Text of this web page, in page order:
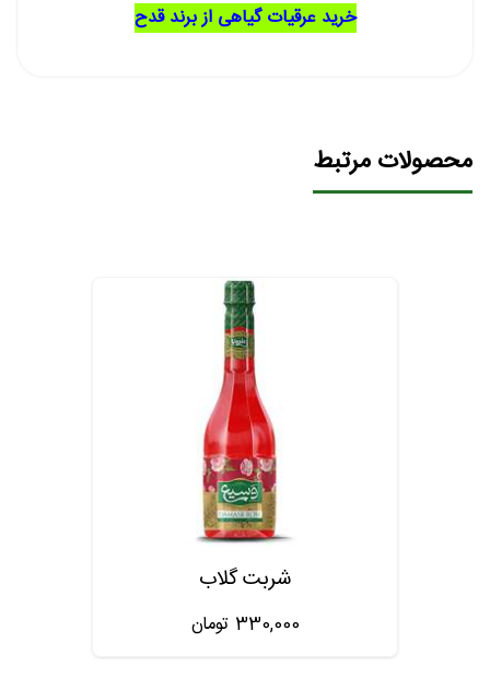
خرید عرقیات گیاهی از برند قدح
محصولات مرتبط
شربت گلاب
330,000 تومان